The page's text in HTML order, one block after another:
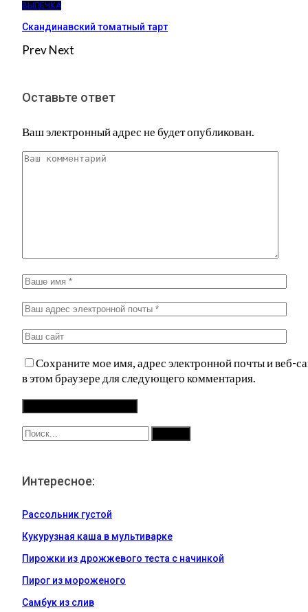
ВЫПЕЧКА
Скандинавский томатный тарт
PrevNext
Оставьте ответ
Ваш электронный адрес не будет опубликован.
Сохраните мое имя, адрес электронной почты и веб-
в этом браузере для следующего комментария.
Интересное:
Рассольник густой
Кукурузная каша в мультиварке
Пирожки из дрожжевого теста с начинкой
Пирог из мороженого
Самбук из слив